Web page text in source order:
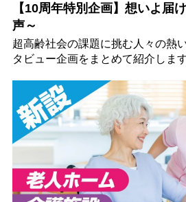
【10周年特別企画】想いよ届
声～
超高齢社会の課題に挑む人々の熱
タビュー企画をまとめて紹介します